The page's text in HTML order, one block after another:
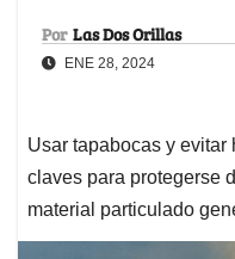
Por Las Dos Orillas
ENE 28, 2024
Usar tapabocas y
claves para protegerse
material particulado